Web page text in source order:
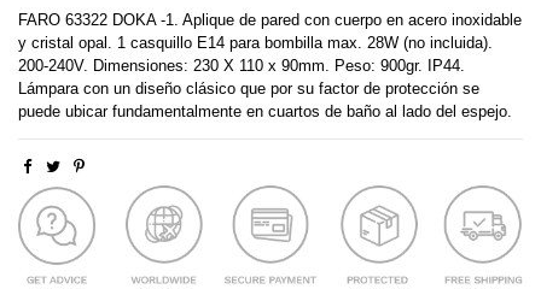
FARO 63322 DOKA -1. Aplique de pared con cuerpo en acero inoxidable
y cristal opal. 1 casquillo E14 para bombilla max. 28W (no incluida).
200-240V. Dimensiones: 230 X 110 x 90mm. Peso: 900gr. IP44.
Lámpara con un diseño clásico que por su factor de protección se
puede ubicar fundamentalmente en cuartos de baño al lado del espejo.